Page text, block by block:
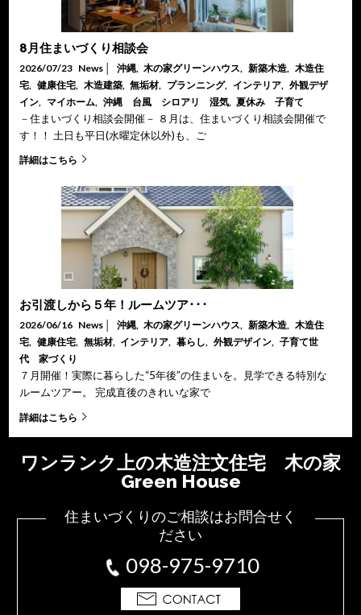
8月住まいづくり相談会
2026/07/23 News│ 沖縄, 木の家グリーンハウス 新築木造
木造住
宅
健康住宅, 木造建築, 無垢材, プランニング, インテリア
外観デザ
イン
マイホーム 沖縄 台風 シロアリ 湿気, 夏休み 子育て
－住まいづくり相談会開催－ ８月は、住まいづくり相談会開催で
す！！ 土日も平日(水曜定休以外)も、ご
詳細はこちら
お引渡しから５年！ルームツア･･･
2026/06/16 News│ 沖縄, 木の家グリーンハウス, 新築木造, 木造住
宅, 健康住宅, 無垢材, インテリア, 暮らし, 外観デザイン, 子育て世
代 家づくり
７月開催！実際に暮らした“5年後”の住まいを。見学できる特別な
ルームツアー。 完成直後のきれいな家で
詳細はこちら
ワンランク上の木造注文住宅 木の家
Green House
住まいづくりのご相談はお問合せく
ださい
098-975-9710